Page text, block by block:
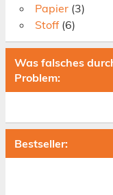
Papier (3)
Stoff (6)
Was falsches
Problem:
Bestseller: